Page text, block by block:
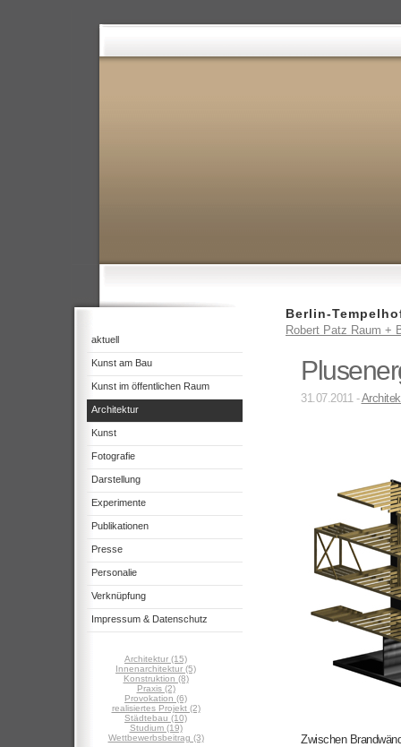
aktuell
Kunst am Bau
Kunst im öffentlichen Raum
Architektur
Kunst
Fotografie
Darstellung
Experimente
Publikationen
Presse
Personalie
Verknüpfung
Impressum & Datenschutz
Architektur (15)
Innenarchitektur (5)
Konstruktion (8)
Praxis (2)
Provokation (6)
realisiertes Projekt (2)
Städtebau (10)
Studium (19)
Wettbewerbsbeitrag (3)
Berlin-
Robert Patz Raum +
31.07.2011 -
Zwischen